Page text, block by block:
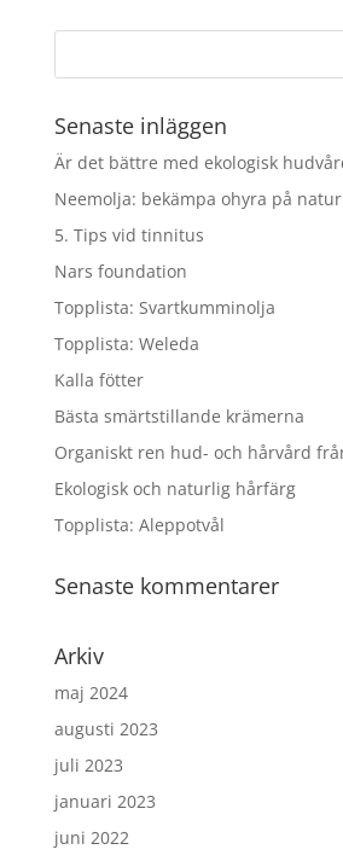
kr129.00.kr103.20.
Senaste inläggen
Är det bättre med ekologisk
Neemolja: bekämpa ohyra på
5. Tips vid tinnitus
Nars foundation
Topplista: Svartkumminolja
Topplista: Weleda
Kalla fötter
Bästa smärtstillande krämerna
Organiskt ren hud- och hårvård
Ekologisk och naturlig hårfärg
Topplista: Aleppotvål
Senaste kommentarer
Arkiv
maj 2024
augusti 2023
juli 2023
januari 2023
juni 2022